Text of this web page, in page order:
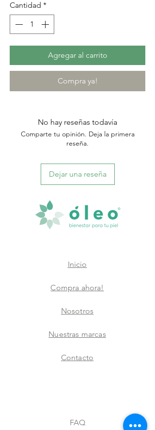
Cantidad *
Agregar al carrito
Compra ya!
No hay reseñas todavía
Comparte tu opinión. Deja la primera
reseña.
Dejar una reseña
Inicio
Compra ahora!
Nosotros
Nuestras marcas
Contacto
FAQ